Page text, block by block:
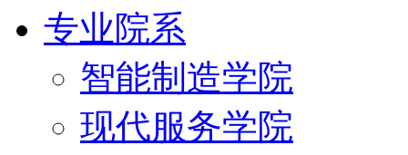
专业院系
智能制造学院
现代服务学院